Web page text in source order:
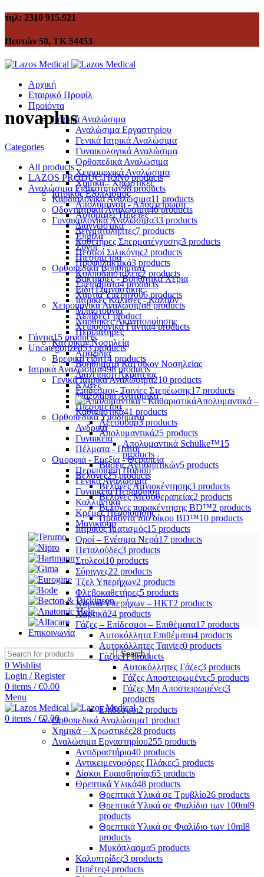
τηλ: 2310 915.921
Πεστών 50, ΤΚ 54453
Αρχική
Εταιρικό Προφίλ
Προϊόντα
Ιατρικά Αναλώσιμα
Αναλώσιμα Εργαστηρίου
Γενικά Ιατρικά Αναλώσιμα
Γυναικολογικά Αναλώσιμα
Ορθοπεδικά Αναλώσιμα
Χειρουργικά Αναλώσιμα
Χημικά - Χρωστικές
Ιατρικός Εξοπλισμός
Απολύμανση - Αποστείρωση
Αυτόματες Πιπέτες
Διαγνωστικά
Έπιπλα
Ζυγοί
Πιεσόμετρα
Ορθοπεδικά Βοηθήματα
Βακτηρίες - Βοηθητικά Χέρια
Είδη Γυμναστικής
Ιατρικές Κάλτσες - Καλσόν
Μπαστούνια
Νάρθηκες Ακινητοποίησης
Περιπατήρες
Κατ'οίκον Νοσηλεία
Αμαξίδια
Βοηθήματα Κατ'οίκον Νοσηλείας
Διαχείριση Ακράτειας
Κλίνες
Μαξιλάρια Ανατομικά
Πιεσόμετρα
Ορθοπεδικά Υποδήματα
Ανδρικά
Γυναικεία
Πέλματα - Πάτοι
Ομορφιά - Ευεξία - Θεραπεία
Περιποίηση Ποδιού
Γενικά Αναλώσιμα
Γυναικεία Περιποίηση
Καλλυντικά
Κρέμες Περιποίησης
Μανικιούρ
Επικοινωνία
Search
0 Wishlist
Login / Register
0 items / €0.00
Menu
0 items / €0.00
novaplus
Categories
All products
LAZOS PRODUCTION0 products
Αναλώσιμα Ειδικοτήτων98 products
Καρδιολογικά Αναλώσιμα11 products
Οδοντιατρικά Αναλώσιμα46 products
Γυναικολογικά Αναλώσιμα33 products
Δειγματολήπτες7 products
Καθετήρες Σπερματέγχυσης3 products
Πεσσοί Σιλικόνης2 products
Προφυλακτικά3 products
Κολποδιαστολείς2 products
Σπειράματα4 products
Χαρτιά Υπερήχου6 products
Χειρουργικά Αναλώσιμα8 products
Λεπίδες1 product
Χειρουργικά Γάντια4 products
Γάντια15 products
Uncategorized53 products
Βρεφικά είδη14 products
Ιατρικά Αναλώσιμα498 products
Γενικά Ιατρικά Αναλώσιμα210 products
Επίδεσμοι- Ταινίες Στερέωσης17 products
Απολυμαντικά –
Καθαριστικά41 products
Αξεσουάρ3 products
Απολυμαντικά25 products
Απολυμαντικά Schülke™15
products
Βάσεις Αντισηπτικών5 products
Βελόνες25 products
Βελόνες Αμνιοκέντησης3 products
Βελόνες Μεσοθεραπείας2 products
Βελόνες παρακέντησης BD™2 products
Προϊόντα του οίκου BD™10 products
Ιατρικός Ιματισμός15 products
Οροί – Ενέσιμα Νερά17 products
Πεταλούδες3 products
Στυλεοί10 products
Σύριγγες22 products
Τζελ Υπερήχων2 products
Φλεβοκαθετήρες5 products
Χαρτιά Υπερήχων – ΗΚΤ2 products
Χαρτικά24 products
Γάζες – Επίδεσμοι – Επιθέματα17 products
Αυτοκόλλητα Επιθέματα4 products
Αυτοκόλλητες Ταινίες0 products
Γάζες11 products
Αυτοκόλλητες Γάζες3 products
Γάζες Αποστειρωμένες5 products
Γάζες Μη Αποστειρωμένες3
products
Επίδεσμοι2 products
Ορθοπεδικά Αναλώσιμα1 product
Χημικά – Χρωστικές28 products
Αναλώσιμα Εργαστηρίου255 products
Αντιδραστήρια40 products
Αντικειμενοφόρες Πλάκες5 products
Δίσκοι Ευαισθησίας65 products
Θρεπτικά Υλικά48 products
Θρεπτικά Υλικά σε Τρυβλίο26 products
Θρεπτικά Υλικά σε Φιαλίδιο των 100ml9
products
Θρεπτικά Υλικά σε Φιαλίδιο των 10ml8
products
Μυκόπλασμα5 products
Καλυπτρίδες3 products
Πιπέτες4 products